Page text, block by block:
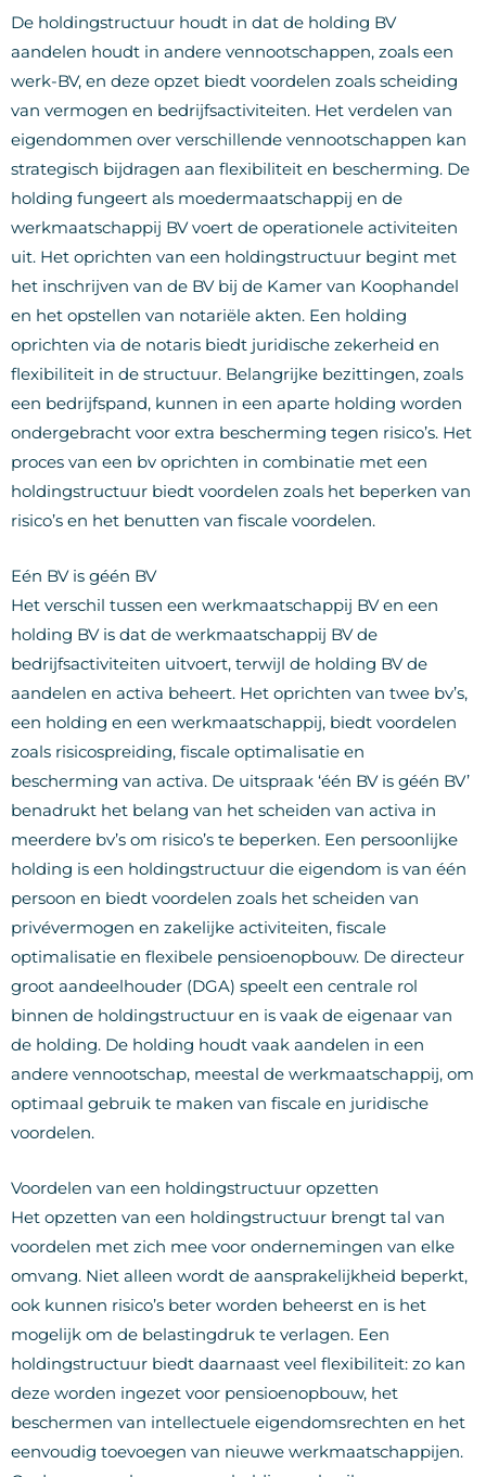
De holdingstructuur houdt in dat de holding BV
aandelen houdt in andere vennootschappen, zoals een
werk-BV, en deze opzet biedt voordelen zoals scheiding
van vermogen en bedrijfsactiviteiten. Het verdelen van
eigendommen over verschillende vennootschappen kan
strategisch bijdragen aan flexibiliteit en bescherming. De
holding fungeert als moedermaatschappij en de
werkmaatschappij BV voert de operationele activiteiten
uit. Het oprichten van een holdingstructuur begint met
het inschrijven van de BV bij de Kamer van Koophandel
en het opstellen van notariële akten. Een holding
oprichten via de notaris biedt juridische zekerheid en
flexibiliteit in de structuur. Belangrijke bezittingen, zoals
een bedrijfspand, kunnen in een aparte holding worden
ondergebracht voor extra bescherming tegen risico’s. Het
proces van een bv oprichten in combinatie met een
holdingstructuur biedt voordelen zoals het beperken van
risico’s en het benutten van fiscale voordelen.
Eén BV is géén BV
Het verschil tussen een werkmaatschappij BV en een
holding BV is dat de werkmaatschappij BV de
bedrijfsactiviteiten uitvoert, terwijl de holding BV de
aandelen en activa beheert. Het oprichten van twee bv’s,
een holding en een werkmaatschappij, biedt voordelen
zoals risicospreiding, fiscale optimalisatie en
bescherming van activa. De uitspraak ‘één BV is géén BV’
benadrukt het belang van het scheiden van activa in
meerdere bv’s om risico’s te beperken. Een persoonlijke
holding is een holdingstructuur die eigendom is van één
persoon en biedt voordelen zoals het scheiden van
privévermogen en zakelijke activiteiten, fiscale
optimalisatie en flexibele pensioenopbouw. De directeur
groot aandeelhouder (DGA) speelt een centrale rol
binnen de holdingstructuur en is vaak de eigenaar van
de holding. De holding houdt vaak aandelen in een
andere vennootschap, meestal de werkmaatschappij, om
optimaal gebruik te maken van fiscale en juridische
voordelen.
Voordelen van een holdingstructuur opzetten
Het opzetten van een holdingstructuur brengt tal van
voordelen met zich mee voor ondernemingen van elke
omvang. Niet alleen wordt de aansprakelijkheid beperkt,
ook kunnen risico’s beter worden beheerst en is het
mogelijk om de belastingdruk te verlagen. Een
holdingstructuur biedt daarnaast veel flexibiliteit: zo kan
deze worden ingezet voor pensioenopbouw, het
beschermen van intellectuele eigendomsrechten en het
eenvoudig toevoegen van nieuwe werkmaatschappijen.